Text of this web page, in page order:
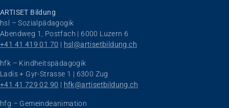
ARTISET Bildung
hsl – Sozialpädagogik
Abendweg 1, Postfach | 6000 Luzern 6
+41 41 419 01 70 | hsl@artisetbildung.ch
hfk – Kindheitspädagogik
Ladis + Gyr-Strasse 1 | 6300 Zug
+41 41 729 02 90 | hfk@artisetbildung.ch
hfg – Gemeindeanimation